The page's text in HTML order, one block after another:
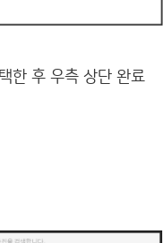
한 후 우측 상단 완료